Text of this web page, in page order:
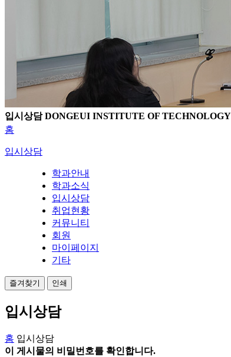
입시상담DONGEUI INSTITUTE OF TECHNOLOGY
홈
입시상담
학과안내
학과소식
입시상담
취업현황
커뮤니티
회원
마이페이지
기타
즐겨찾기 인쇄
입시상담
홈 입시상담
이 게시물의 비밀번호를 확인합니다.